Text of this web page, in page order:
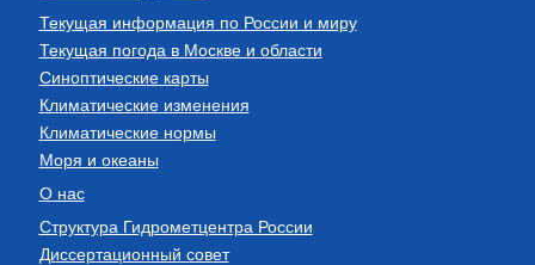
Текущая информация по России и миру
Текущая погода в Москве и области
Синоптические карты
Климатические изменения
Климатические нормы
Моря и океаны
О нас
Структура Гидрометцентра России
Диссертационный совет